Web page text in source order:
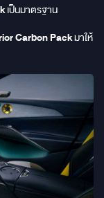
เป็นมาตรฐาน
Carbon Packมาให้